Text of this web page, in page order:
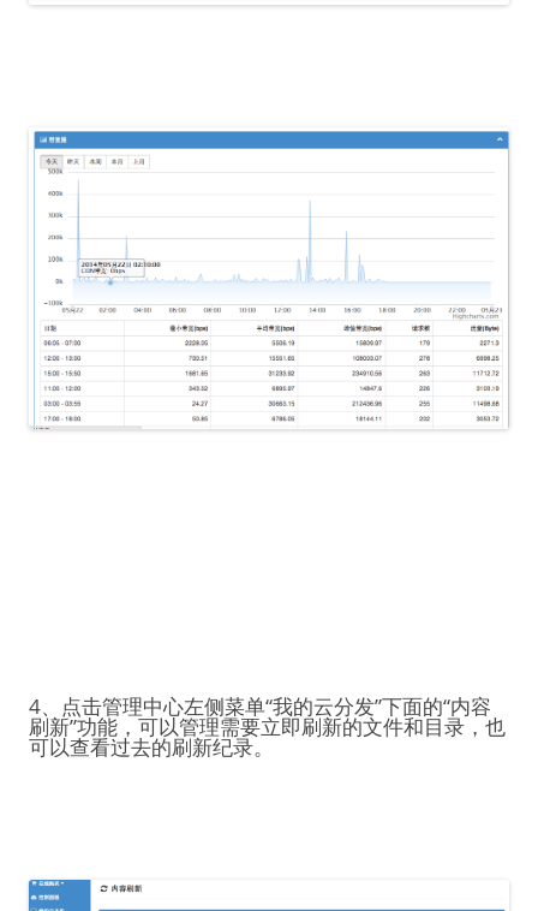
4、点击管理中心左侧菜单“我的云分发”下面的“内容
刷新”功能，可以管理需要立即刷新的文件和目录，也
可以查看过去的刷新纪录。